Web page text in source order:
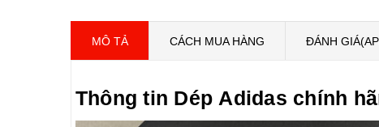
MÔ TẢ CÁCH MUA HÀNG ĐÁNH
Thông tin Dép Adidas chính